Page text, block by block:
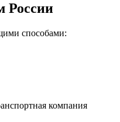
России
способами:
компания